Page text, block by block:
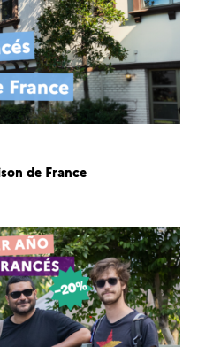
de France